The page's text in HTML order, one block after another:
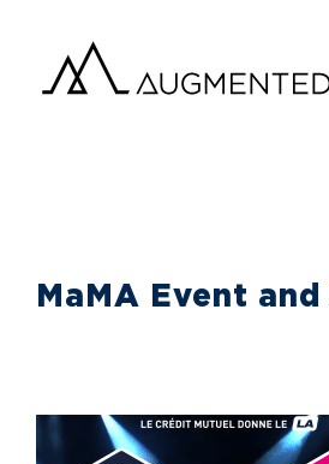
contenu
MaMA Event and